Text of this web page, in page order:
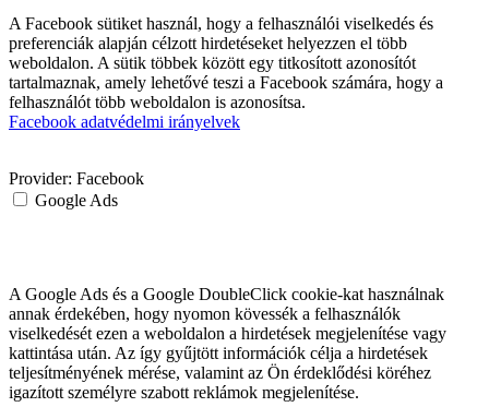
A Facebook sütiket használ, hogy a felhasználói viselkedés és
preferenciák alapján célzott hirdetéseket helyezzen el több
weboldalon. A sütik többek között egy titkosított azonosítót
tartalmaznak, amely lehetővé teszi a Facebook számára, hogy a
felhasználót több weboldalon is azonosítsa.
Facebook adatvédelmi irányelvek
Provider: Facebook
Google Ads
A Google Ads és a Google DoubleClick cookie-kat használnak
annak érdekében, hogy nyomon kövessék a felhasználók
viselkedését ezen a weboldalon a hirdetések megjelenítése vagy
kattintása után. Az így gyűjtött információk célja a hirdetések
teljesítményének mérése, valamint az Ön érdeklődési köréhez
igazított személyre szabott reklámok megjelenítése.